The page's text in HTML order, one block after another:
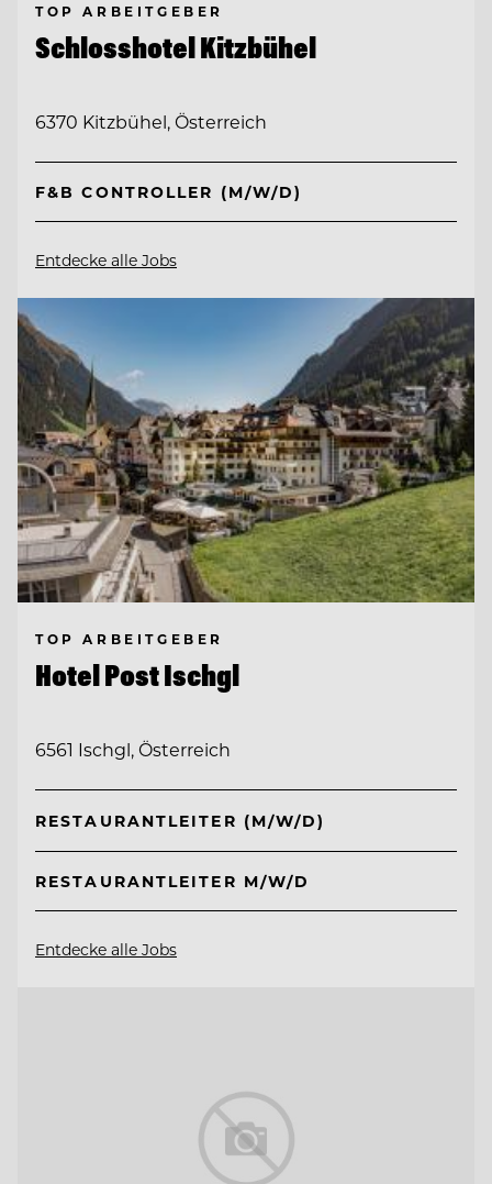
TOP ARBEITGEBER
Schlosshotel Kitzbühel
6370 Kitzbühel, Österreich
F&B CONTROLLER (M/W/D)
Entdecke alle Jobs
TOP ARBEITGEBER
Hotel Post Ischgl
6561 Ischgl, Österreich
RESTAURANTLEITER (M/W/D)
RESTAURANTLEITER M/W/D
Entdecke alle Jobs